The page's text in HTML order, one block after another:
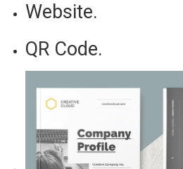
Website.
QR Code.